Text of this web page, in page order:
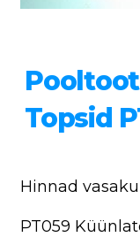
Topsid
Hinnad
PT059